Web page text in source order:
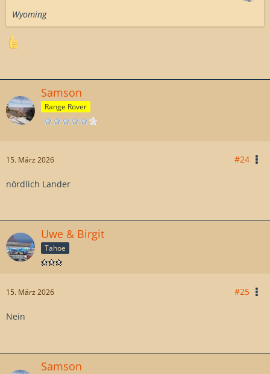
Wyoming
Samson
Range Rover
15. März 2026 #24
nördlich Lander
Uwe & Birgit
Tahoe
15. März 2026 #25
Nein
Samson